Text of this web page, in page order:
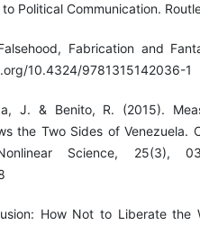
Political Communication.
Fabrication and
10.4324/9781315142036-1
J. & Benito, R. (2015).
the Two Sides of Venezuela.
Science, 25(3),
How Not to Liberate the